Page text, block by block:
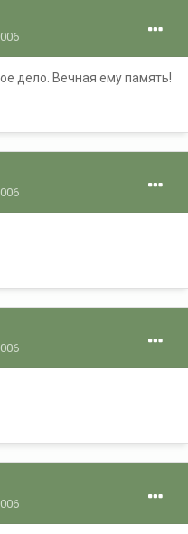
дело. Вечная ему память!